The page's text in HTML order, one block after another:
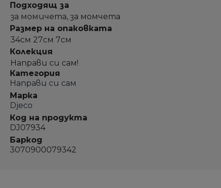
Подходящ за
за момичета, за момчета
Размер на опаковката
34см 27см 7см
Колекция
Направи си сам!
Категория
Направи си сам
Марка
Djeco
Код на продукта
DJ07934
Баркод
3070900079342